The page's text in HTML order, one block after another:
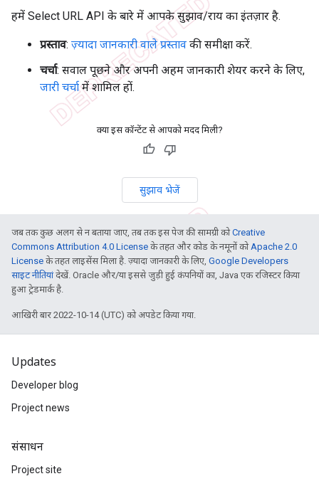
हमें Select URL API के बारे में आपके सुझाव/राय का इंतज़ार है.
प्रस्ताव: ज़्यादा जानकारी वाले प्रस्ताव की समीक्षा करें.
चर्चा: सवाल पूछने और अपनी अहम जानकारी शेयर करने के लिए,
जारी चर्चामें शामिल हों.
क्या इस कॉन्टेंट से आपको मदद मिली?
सुझाव भेजें
जब तक कुछ अलग से न बताया जाए, तब तक इस पेज की सामग्री कोCreative
Commons Attribution 4.0 License के तहत और कोड के नमूनों को Apache 2.0
License के तहत लाइसेंस मिला है. ज़्यादा जानकारी के लिए, Google Developers
साइट नीतियांदेखें. Oracle और/या इससे जुड़ी हुई कंपनियों का, Java एक रजिस्टर किया
हुआ ट्रेडमार्क है.
आखिरी बार 2022-10-14 (UTC) को अपडेट किया गया.
Updates
Developer blog
Project news
संसाधन
Project site